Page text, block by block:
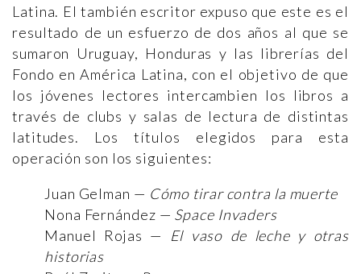
Latina. El también escritor expuso que este es el
resultado de un esfuerzo de dos años al que se
sumaron Uruguay, Honduras y las librerías del
Fondo en América Latina, con el objetivo de que
los jóvenes lectores intercambien los libros a
través de clubs y salas de lectura de distintas
latitudes. Los títulos elegidos para esta
operación son los siguientes:
Juan Gelman — Cómo tirar contra la muerte
Nona Fernández — Space Invaders
Manuel Rojas —
El vaso de leche y otras
historias